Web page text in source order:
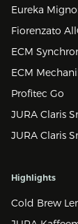
Eureka
Fiorenzato
ECM
ECM
Profitec Go
JURA Claris
JURA Claris
Highlights
Cold Brew